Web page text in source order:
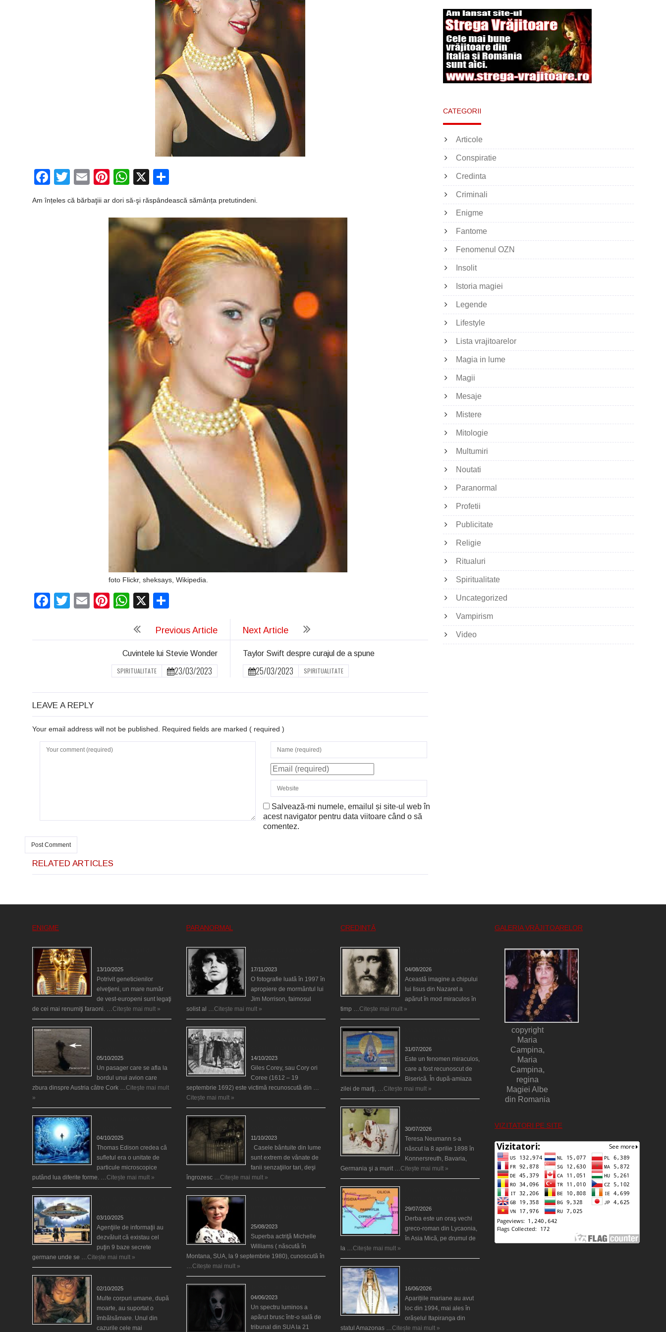
Facebook
Twitter
EmailPinterest
WhatsApp
X
Am înțeles că bărbaţiii ar dori să-şi răspândească sămânța pretutindeni.
foto Flickr, sheksays, Wikipedia.
Facebook
Twitter
EmailPinterest
WhatsApp
X
Previous Article
Cuvintele lui Stevie Wonder
23/03/2023
SPIRITUALITATE
Next Article
Taylor Swift despre curajul de a spune
25/03/2023 SPIRITUALITATE
LEAVE A REPLY
Your email address will not be published. Required fields are marked ( required )
Salvează-mi numele, emailul și site-ul web în
acest navigator pentru data viitoare când o să
comentez.
RELATED ARTICLES
CATEGORII
Articole
Conspiratie
Credinta
Criminali
Enigme
Fantome
Fenomenul OZN
Insolit
Istoria magiei
Legende
Lifestyle
Lista vrajitoarelor
Magia in lume
Magii
Mesaje
Mistere
Mitologie
Multumiri
Noutati
Paranormal
Profetii
Publicitate
Religie
Ritualuri
Spiritualitate
Uncategorized
Vampirism
Video
ENIGME
13/10/2025
Potrivit geneticienilor
elveţieni, un mare număr
de vest-europeni sunt legaţi
de cei mai renumiţi faraoni. …Citește mai mult »
05/10/2025
Un pasager care se afla la
bordul unui avion care
zbura dinspre Austria către Cork …Citește mai mult
»
04/10/2025
Thomas Edison credea că
sufletul era o unitate de
particule microscopice
putând lua diferite forme. …Citește mai mult »
03/10/2025
Agenţiile de informaţii au
dezvăluit că existau cel
puţin 9 baze secrete
germane unde se …Citește mai mult »
02/10/2025
Multe corpuri umane, după
moarte, au suportat o
îmbălsămare. Unul din
cazurile cele mai
PARANORMAL
17/11/2023
O fotografie luată în 1997 în
apropiere de mormântul lui
Jim Morrison, faimosul
solist al …Citește mai mult »
14/10/2023
Giles Corey, sau Cory ori
Coree (1612 – 19
septembrie 1692) este victimă recunoscută din …
Citește mai mult »
11/10/2023
Casele bântuite din lume
sunt extrem de vânate de
fanii senzaţiilor tari, deşi
îngrozesc …Citește mai mult »
25/08/2023
Superba actriţă Michelle
Williams ( născută în
Montana, SUA, la 9 septembrie 1980), cunoscută în
…Citește mai mult »
04/06/2023
Un spectru luminos a
apărut brusc într-o sală de
tribunal din SUA la 21
CREDINȚĂ
04/08/2026
Această imagine a chipului
lui Iisus din Nazaret a
apărut în mod miraculos în
timp …Citește mai mult »
31/07/2026
Este un fenomen miraculos,
care a fost recunoscut de
Biserică. În după-amiaza
zilei de marţi, …Citește mai mult »
30/07/2026
Teresa Neumann s-a
născut la 8 aprilie 1898 în
Konnersreuth, Bavaria,
Germania şi a murit …Citește mai mult »
29/07/2026
Derba este un oraş vechi
greco-roman din Lycaonia,
în Asia Mică, pe drumul de
la …Citește mai mult »
16/06/2026
Aparițiile mariane au avut
loc din 1994, mai ales în
orășelul Itapiranga din
statul Amazonas …Citește mai mult »
GALERIA VRĂJITOARELOR
copyright
Maria
Campina,
Maria
Campina,
regina
Magiei Albe
din Romania
VIZITATORI PE SITE